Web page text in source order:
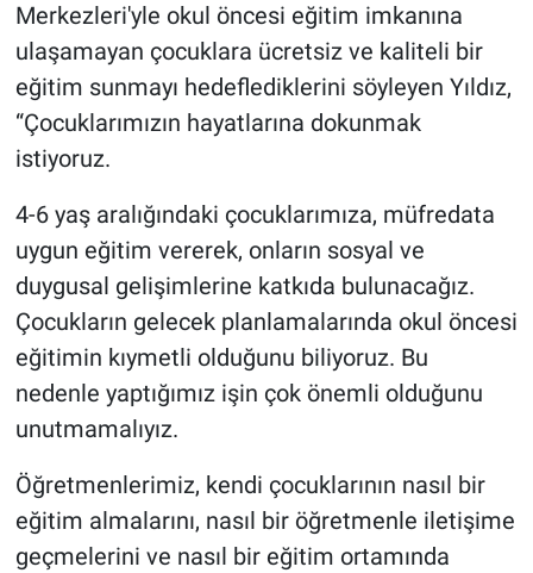
Merkezleri'yle okul öncesi eğitim imkanına
ulaşamayan çocuklara ücretsiz ve kaliteli bir
eğitim sunmayı hedeflediklerini söyleyen Yıldız,
“Çocuklarımızın hayatlarına dokunmak
istiyoruz.
4-6 yaş aralığındaki çocuklarımıza, müfredata
uygun eğitim vererek, onların sosyal ve
duygusal gelişimlerine katkıda bulunacağız.
Çocukların gelecek planlamalarında okul öncesi
eğitimin kıymetli olduğunu biliyoruz. Bu
nedenle yaptığımız işin çok önemli olduğunu
unutmamalıyız.
Öğretmenlerimiz, kendi çocuklarının nasıl bir
eğitim almalarını, nasıl bir öğretmenle iletişime
geçmelerini ve nasıl bir eğitim ortamında